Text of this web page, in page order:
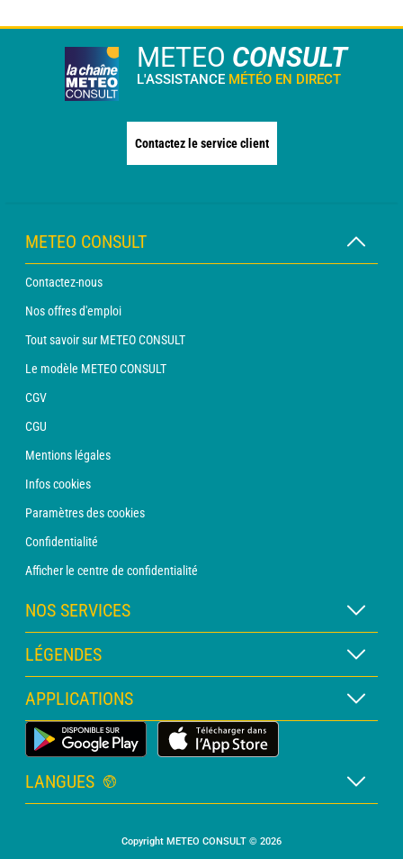
METEO CONSULT
L'ASSISTANCE MÉTÉO EN DIRECT
Contactez le service client
METEO CONSULT
Contactez-nous
Nos offres d'emploi
Tout savoir sur METEO CONSULT
Le modèle METEO CONSULT
CGV
CGU
Mentions légales
Infos cookies
Paramètres des cookies
Confidentialité
Afficher le centre de confidentialité
NOS SERVICES
Abonnement METEO Xpert
Abonnement METEO PRO
Consultation avec un prévisionniste
Bulletin PRO
LÉGENDES
Légende des cartes
Légende des pictogrammes
Glossaire
APPLICATIONS
Application Météo Terrestre
LANGUES
Copyright METEO CONSULT © 2026